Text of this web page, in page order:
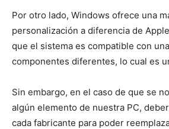
Por otro lado, Windows ofrece una
personalización a diferencia de
que el sistema es compatible con
componentes diferentes, lo cual es
Sin embargo, en el caso de que se
algún elemento de nuestra PC,
cada fabricante para poder